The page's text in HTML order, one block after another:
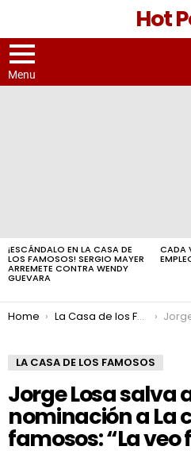
Hot
Menu
¡ESCÁNDALO EN LA CASA DE
LOS FAMOSOS! SERGIO MAYER
ARREMETE CONTRA WENDY
GUEVARA
CADA
You are here:
Home La Casa de los Famosos Jorge Losa salva a Ferka
LA CASA DE LOS FAMOSOS
Jorge Losa salva
nominación a La
famosos: “La